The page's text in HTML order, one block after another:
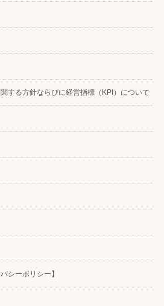
する方針ならびに経営指標（KPI）について
シーポリシー】